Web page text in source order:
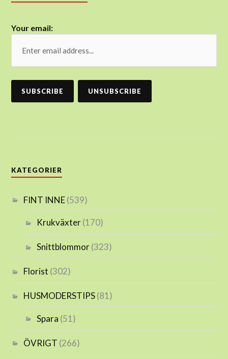
Your email:
KATEGORIER
FINT INNE(539)
Krukväxter(170)
Snittblommor(323)
Florist (302)
HUSMODERSTIPS(81)
Spara (51)
ÖVRIGT (266)